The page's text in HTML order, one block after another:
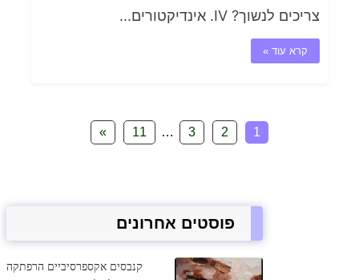
צריכים לנשוך? IV. אינדיקטורים...
קרא עוד »
1
2
3
…
11
»
פוסטים אחרונים
קנבסים אקספרסיביים הרפתקה